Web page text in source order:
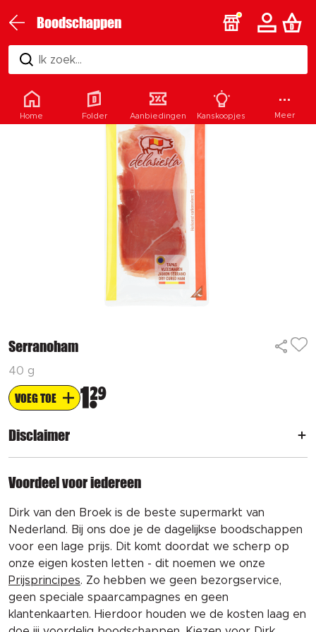
Boodschappen
Ik zoek...
Serranoham
40 g
VOEG TOE 1 29
Disclaimer
Voordeel voor iedereen
Dirk van den Broek is de beste supermarkt van
Nederland. Bij ons doe je de dagelijkse boodschappen
voor een lage prijs. Dit komt doordat we scherp op
onze eigen kosten letten - dit noemen we onze
Prijsprincipes. Zo hebben we geen bezorgservice,
geen speciale spaarcampagnes en geen
klantenkaarten. Hierdoor houden we de kosten laag en
Home Folder Aanbiedingen Kanskoopjes Meer